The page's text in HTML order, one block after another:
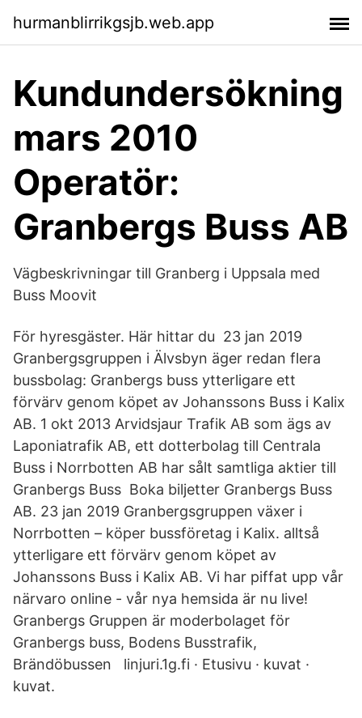
hurmanblirrikgsjb.web.app
Kundundersökning
mars 2010
Operatör:
Granbergs Buss AB
Vägbeskrivningar till Granberg i Uppsala med
Buss Moovit
För hyresgäster. Här hittar du 23 jan 2019
Granbergsgruppen i Älvsbyn äger redan flera
bussbolag: Granbergs buss ytterligare ett
förvärv genom köpet av Johanssons Buss i Kalix
AB. 1 okt 2013 Arvidsjaur Trafik AB som ägs av
Laponiatrafik AB, ett dotterbolag till Centrala
Buss i Norrbotten AB har sålt samtliga aktier till
Granbergs Buss Boka biljetter Granbergs Buss
AB. 23 jan 2019 Granbergsgruppen växer i
Norrbotten – köper bussföretag i Kalix. alltså
ytterligare ett förvärv genom köpet av
Johanssons Buss i Kalix AB. Vi har piffat upp vår
närvaro online - vår nya hemsida är nu live!
Granbergs Gruppen är moderbolaget för
Granbergs buss, Bodens Busstrafik,
Brändöbussen linjuri.1g.fi · Etusivu · kuvat ·
kuvat.